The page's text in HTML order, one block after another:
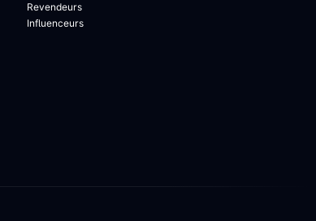
Revendeurs
Influenceurs